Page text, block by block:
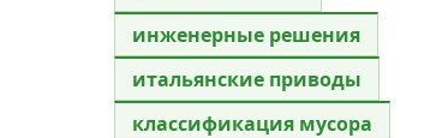
инженерные решения
итальянские приводы
классификация мусора